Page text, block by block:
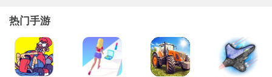
学习越多的法术越能让玩家的作战实力得到最为全面的提升这样也
会让操作更加方便玩法方面也更加带感；
差异化玩家每次的游戏体验包括简单的离线战斗挂机战斗自动升级
等。
热门手游